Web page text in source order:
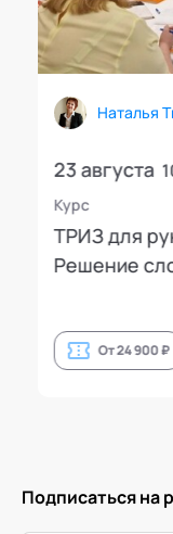
Наталья
23 августа
Курс
ТРИЗ для
Решение
От 24 900 ₽
Подписаться на